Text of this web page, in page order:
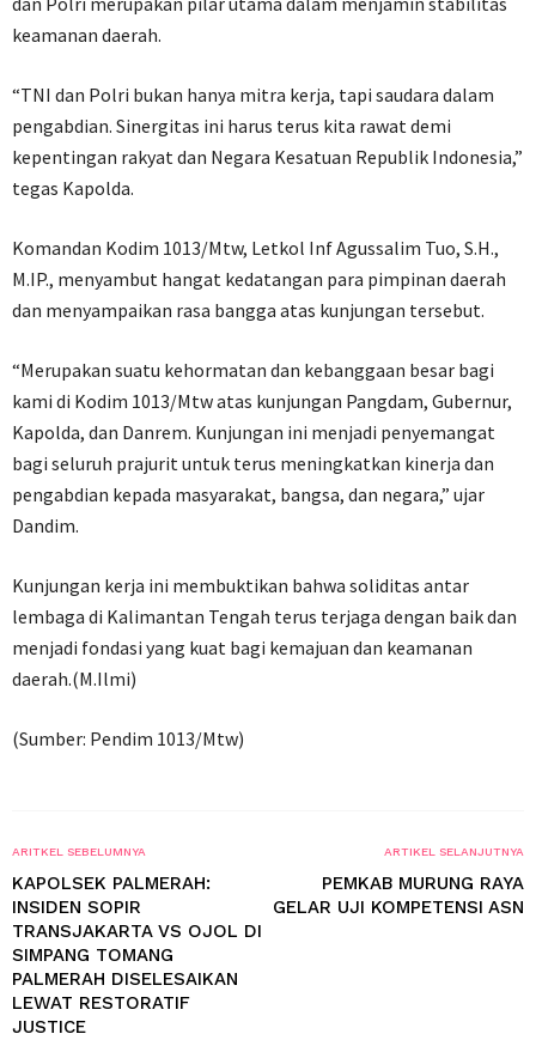
keamanan daerah.
“TNI dan Polri bukan hanya mitra kerja, tapi saudara dalam
pengabdian. Sinergitas ini harus terus kita rawat demi
kepentingan rakyat dan Negara Kesatuan Republik Indonesia,”
tegas Kapolda.
Komandan Kodim 1013/Mtw, Letkol Inf Agussalim Tuo, S.H.,
M.IP., menyambut hangat kedatangan para pimpinan daerah
dan menyampaikan rasa bangga atas kunjungan tersebut.
“Merupakan suatu kehormatan dan kebanggaan besar bagi
kami di Kodim 1013/Mtw atas kunjungan Pangdam, Gubernur,
Kapolda, dan Danrem. Kunjungan ini menjadi penyemangat
bagi seluruh prajurit untuk terus meningkatkan kinerja dan
pengabdian kepada masyarakat, bangsa, dan negara,” ujar
Dandim.
Kunjungan kerja ini membuktikan bahwa soliditas antar
lembaga di Kalimantan Tengah terus terjaga dengan baik dan
menjadi fondasi yang kuat bagi kemajuan dan keamanan
daerah.(M.Ilmi)
(Sumber: Pendim 1013/Mtw)
ARITKEL SEBELUMNYA
KAPOLSEK PALMERAH:
INSIDEN SOPIR
TRANSJAKARTA VS OJOL DI
SIMPANG TOMANG
PALMERAH DISELESAIKAN
LEWAT RESTORATIF
JUSTICE
ARTIKEL SELANJUTNYA
PEMKAB MURUNG RAYA
GELAR UJI KOMPETENSI ASN